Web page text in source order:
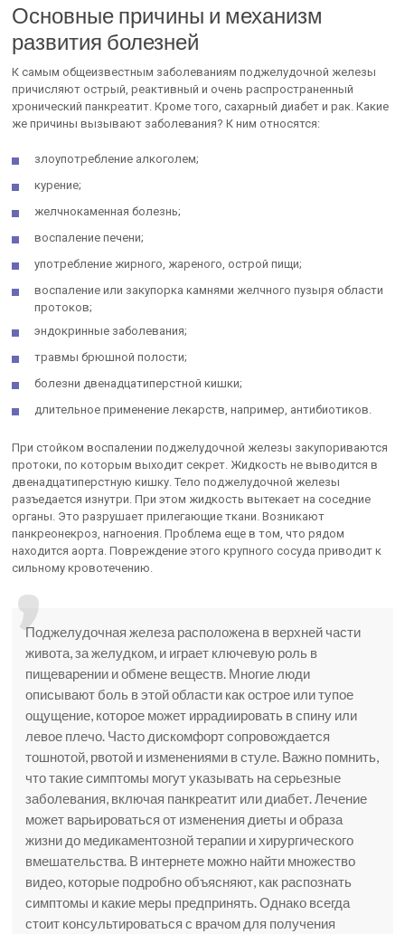
Основные причины и механизм
развития болезней
К самым общеизвестным заболеваниям поджелудочной железы
причисляют острый, реактивный и очень распространенный
хронический панкреатит. Кроме того, сахарный диабет и рак. Какие
же причины вызывают заболевания? К ним относятся:
злоупотребление алкоголем;
курение;
желчнокаменная болезнь;
воспаление печени;
употребление жирного, жареного, острой пищи;
воспаление или закупорка камнями желчного пузыря области
протоков;
эндокринные заболевания;
травмы брюшной полости;
болезни двенадцатиперстной кишки;
длительное применение лекарств, например, антибиотиков.
При стойком воспалении поджелудочной железы закупориваются
протоки, по которым выходит секрет. Жидкость не выводится в
двенадцатиперстную кишку. Тело поджелудочной железы
разъедается изнутри. При этом жидкость вытекает на соседние
органы. Это разрушает прилегающие ткани. Возникают
панкреонекроз, нагноения. Проблема еще в том, что рядом
находится аорта. Повреждение этого крупного сосуда приводит к
сильному кровотечению.
Поджелудочная железа расположена в верхней части
живота, за желудком, и играет ключевую роль в
пищеварении и обмене веществ. Многие люди
описывают боль в этой области как острое или тупое
ощущение, которое может иррадиировать в спину или
левое плечо. Часто дискомфорт сопровождается
тошнотой, рвотой и изменениями в стуле. Важно помнить,
что такие симптомы могут указывать на серьезные
заболевания, включая панкреатит или диабет. Лечение
может варьироваться от изменения диеты и образа
жизни до медикаментозной терапии и хирургического
вмешательства. В интернете можно найти множество
видео, которые подробно объясняют, как распознать
симптомы и какие меры предпринять. Однако всегда
стоит консультироваться с врачом для получения